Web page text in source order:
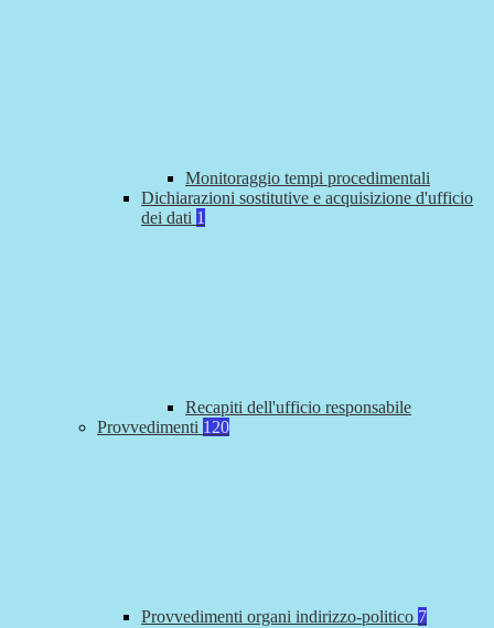
Monitoraggio tempi procedimentali
Dichiarazioni sostitutive e acquisizione d'ufficio
dei dati 1
Recapiti dell'ufficio responsabile
Provvedimenti 120
Provvedimenti organi indirizzo-politico 7